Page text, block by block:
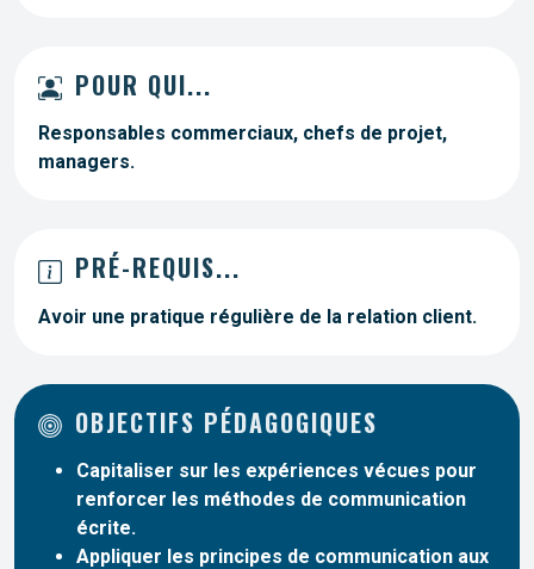
POUR QUI...
Responsables commerciaux, chefs de projet,
managers.
PRÉ-REQUIS...
Avoir une pratique régulière de la relation client.
OBJECTIFS PÉDAGOGIQUES
Capitaliser sur les expériences vécues pour
renforcer les méthodes de communication
écrite.
Appliquer les principes de communication aux